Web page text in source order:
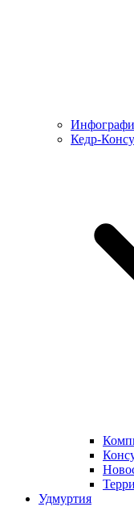
Кедр-
Удмуртия